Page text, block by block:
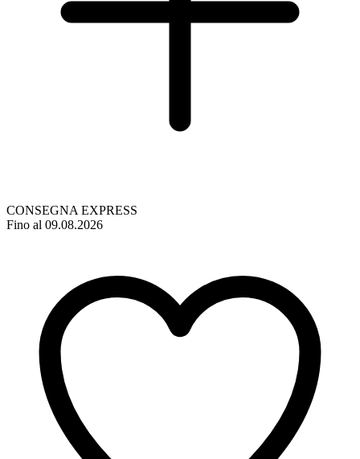
CONSEGNA EXPRESS
Fino al 09.08.2026